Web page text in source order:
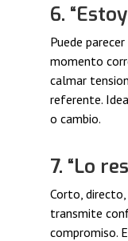
6.
Puede
momento
calmar
referente.
o cambio.
7. “Lo
Corto,
transmite
compromiso.